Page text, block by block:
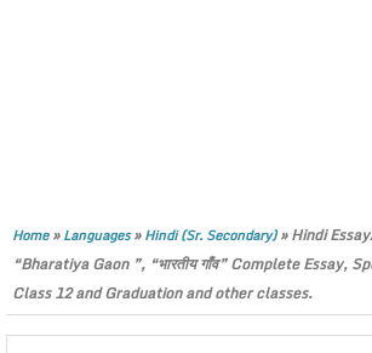
Home»Languages»Hindi (Sr. Secondary)»Hindi
“Bharatiya Gaon ”, “भारतीय गाँव” Complete Essay,
Class 12 and Graduation and other classes.